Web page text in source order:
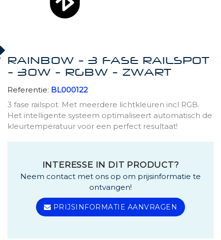
RAINBOW - 3 FASE RAILSPOT
- 30W - RGBW - ZWART
Referentie: BL000122
3 fase railspot. Met meerdere lichtkleuren incl RGB.
Het intelligente systeem optimaliseert automatisch de
kleurtemperatuur voor een perfect resultaat!
INTERESSE IN DIT PRODUCT?
Neem contact met ons op om prijsinformatie te
ontvangen!
PRIJSINFORMATIE AANVRAGEN